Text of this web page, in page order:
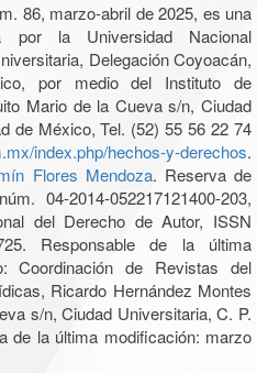
86, marzo-abril de 2025, es una
por la Universidad Nacional
Delegación Coyoacán,
por medio del Instituto de
Mario de la Cueva s/n, Ciudad
de México, Tel. (52) 55 56 22 74
index.php/hechos-y-derechos.
Flores Mendoza. Reserva de
04-2014-052217121400-203,
del Derecho de Autor, ISSN
Responsable de la última
Coordinación de Revistas del
Ricardo Hernández Montes
s/n, Ciudad Universitaria, C. P.
de la última modificación: marzo